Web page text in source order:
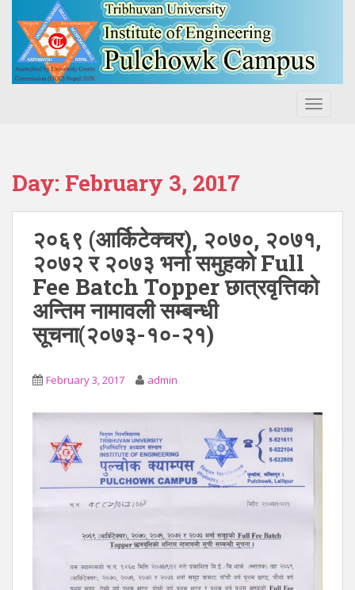
Day: February 3, 2017
२०६९ (आर्किटेक्चर), २०७०, २०७१,
२०७२ र २०७३ भर्ना समुहको Full
Fee Batch Topper छात्रवृत्तिको
अन्तिम नामावली सम्बन्धी
सूचना(२०७३-१०-२१)
February 3, 2017 admin